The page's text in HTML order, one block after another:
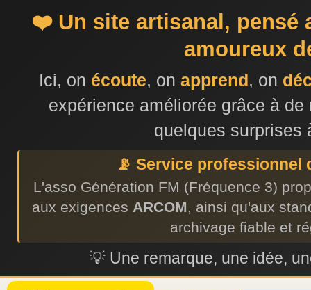
❤️ Un site artisanal, pensé
amoureux
Ici, on écoute, on apprend , on
expérience améliorée grâce à
quelques surprises
📡 Service professionnel
L'asso Génération FM (Fréquence 3)
aux exigences ARCOM, ainsi qu'aux
archivage fiable et
💡 Une remarque, une idée,